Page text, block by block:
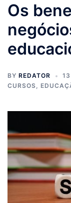
Os
BY REDATOR
CURSOS,